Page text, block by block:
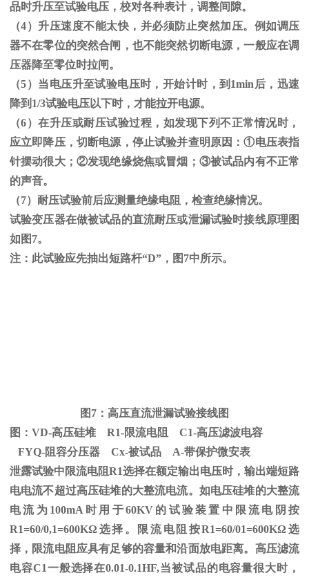
品时升压至试验电压，校对各种表计，调整间隙。
（4）升压速度不能太快，并必须防止突然加压。例如调压
器不在零位的突然合闸，也不能突然切断电源，一般应在调
压器降至零位时拉闸。
（5）当电压升至试验电压时，开始计时，到 1min 后，迅速
降到 1/3试验电压以下时，才能拉开电源。
（6）在升压或耐压试验过程，如发现下列不正常情况时，
应立即降压，切断电源，停止试验并查明原因：①电压表指
针摆动很大； ②发现绝缘烧焦或冒烟； ③被试品内有不正常
的声音。
（7）耐压试验前后应测量绝缘电阻，检查绝缘情况。
试验变压器在做被试品的直流耐压或泄漏试验时接线原理图
如图 7。
注：此试验应先抽出短路杆“D”，图 7中所示。
图 7 ：高压直流泄漏试验接线图
图： VD-高压硅堆 R1-限流电阻 C1-高压滤波电容
FYQ-阻容分压器 Cx-被试品 A-带保护微安表
泄露试验中限流电阻R1选择在额定输出电压时，输出端短路
电电流不超过高压硅堆的大整流电流。如电压硅堆的大整流
电流为 100mA 时用于60KV的试验装置中限流电阴按
R1=60/0,1=600KΩ 选择。限流电阻按R1=60/01=600KΩ选
择，限流电阻应具有足够的容量和沿面放电距离。高压滤流
电容C1一般选择在0.01-0.1HF,当被试品的电容量很大时，